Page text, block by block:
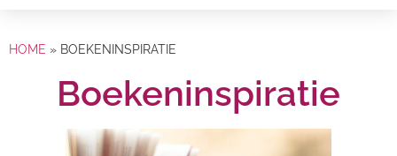
HOME » BOEKENINSPIRATIE
Boekeninspiratie